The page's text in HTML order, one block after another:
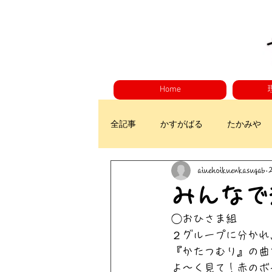
Home
全記事 かすがばる たかみや
みんな
aiuehoikuenkasugab
◯おひさま組
２グループに分か
『かたつむり』の
よ～く見て！赤の